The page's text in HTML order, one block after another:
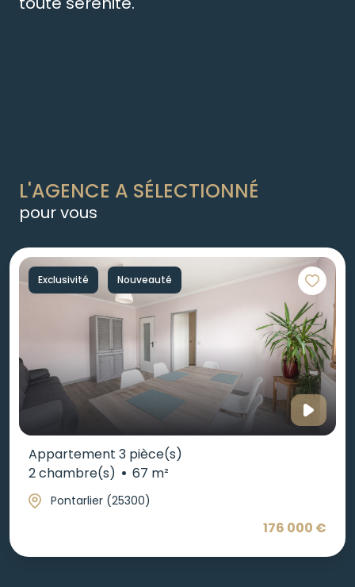
L'AGENCE A SÉLECTIONNÉ
pour vous
Exclusivité Nouveauté
Appartement 3 pièce(s)
2 chambre(s)
67 m²
Pontarlier (25300)
176 000 €